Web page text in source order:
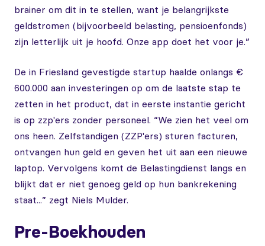
brainer om dit in te stellen, want je belangrijkste
geldstromen (bijvoorbeeld belasting, pensioenfonds)
zijn letterlijk uit je hoofd. Onze app doet het voor je.”
De in Friesland gevestigde startup haalde onlangs €
600.000 aan investeringen op om de laatste stap te
zetten in het product, dat in eerste instantie gericht
is op zzp'ers zonder personeel. “We zien het veel om
ons heen. Zelfstandigen (ZZP'ers) sturen facturen,
ontvangen hun geld en geven het uit aan een nieuwe
laptop. Vervolgens komt de Belastingdienst langs en
blijkt dat er niet genoeg geld op hun bankrekening
staat...” zegt Niels Mulder.
Pre-Boekhouden